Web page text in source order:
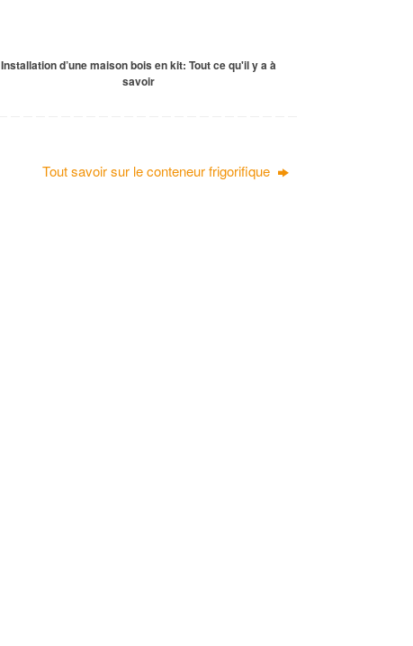
Installation d’une maison bois en kit: Tout ce qu'il y a à
savoir
Tout savoir sur le conteneur frigorifique